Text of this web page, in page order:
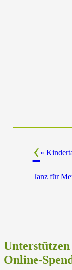
«
Tanz für
Online-